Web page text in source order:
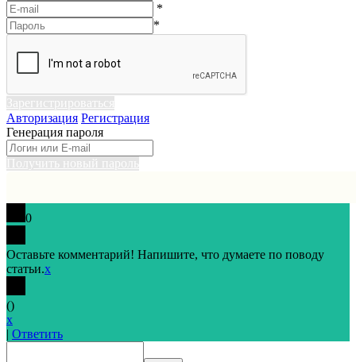
*
*
Зарегистрироваться
Авторизация Регистрация
Генерация пароля
Получить новый пароль
0
Оставьте комментарий! Напишите, что думаете по поводу
статьи.x
()
x
| Ответить